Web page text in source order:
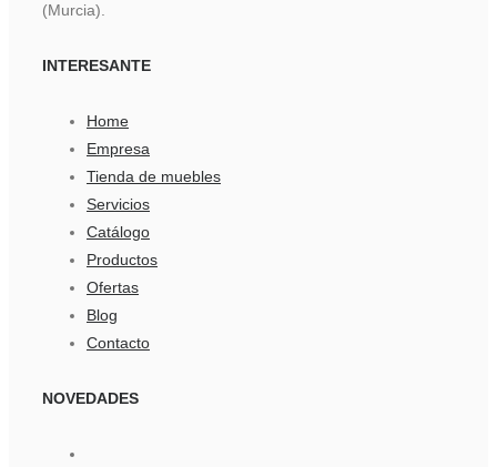
(Murcia).
INTERESANTE
Home
Empresa
Tienda de muebles
Servicios
Catálogo
Productos
Ofertas
Blog
Contacto
NOVEDADES